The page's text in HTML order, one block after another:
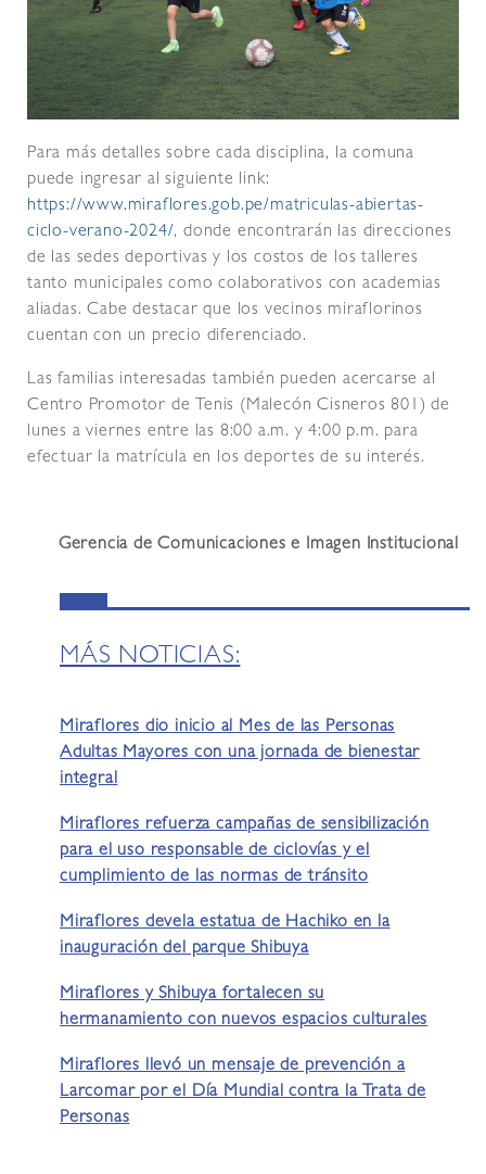
Para más detalles sobre cada disciplina, la comuna
puede ingresar al siguiente link:
https://www.miraflores.gob.pe/matriculas-abiertas-
ciclo-verano-2024/, donde encontrarán las direcciones
de las sedes deportivas y los costos de los talleres
tanto municipales como colaborativos con academias
aliadas. Cabe destacar que los vecinos miraflorinos
cuentan con un precio diferenciado.
Las familias interesadas también pueden acercarse al
Centro Promotor de Tenis (Malecón Cisneros 801) de
lunes a viernes entre las 8:00 a.m. y 4:00 p.m. para
efectuar la matrícula en los deportes de su interés.
Gerencia de Comunicaciones e Imagen Institucional
MÁS NOTICIAS:
Miraflores dio inicio al Mes de las Personas
Adultas Mayores con una jornada de bienestar
integral
Miraflores refuerza campañas de sensibilización
para el uso responsable de ciclovías y el
cumplimiento de las normas de tránsito
Miraflores devela estatua de Hachiko en la
inauguración del parque Shibuya
Miraflores y Shibuya fortalecen su
hermanamiento con nuevos espacios culturales
Miraflores llevó un mensaje de prevención a
Larcomar por el Día Mundial contra la Trata de
Personas